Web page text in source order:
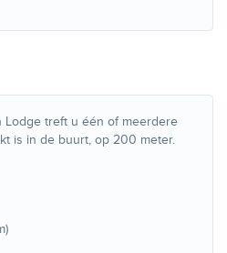
Lodge treft u één of meerdere
is in de buurt, op 200 meter.